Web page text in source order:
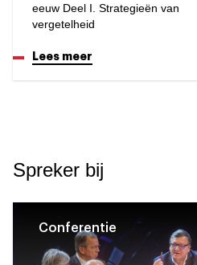
eeuw Deel I. Strategieën van
vergetelheid
Lees meer
Spreker bij
Conferentie